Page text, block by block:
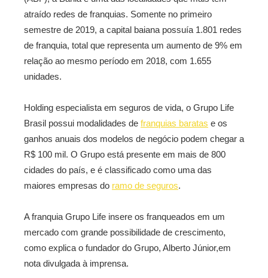
atraído redes de franquias. Somente no primeiro
semestre de 2019, a capital baiana possuía 1.801 redes
de franquia, total que representa um aumento de 9% em
relação ao mesmo período em 2018, com 1.655
unidades.
Holding especialista em seguros de vida, o Grupo Life
Brasil possui modalidades de franquias baratas e os
ganhos anuais dos modelos de negócio podem chegar a
R$ 100 mil. O Grupo está presente em mais de 800
cidades do país, e é classificado como uma das
maiores empresas do ramo de seguros.
A franquia Grupo Life insere os franqueados em um
mercado com grande possibilidade de crescimento,
como explica o fundador do Grupo, Alberto Júnior,em
nota divulgada à imprensa.